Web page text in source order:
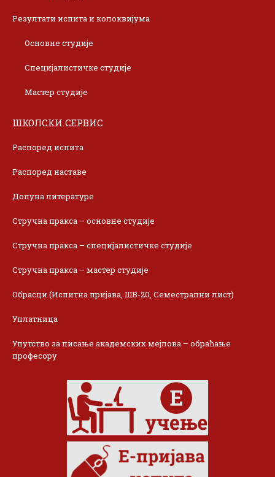
Резултати испита и колоквијума
Основне студије
Специјалистичке студије
Мастер студије
ШКОЛСКИ СЕРВИС
Распоред испита
Распоред наставе
Допуна литературе
Стручна пракса – основне студије
Стручна пракса – специјалистичке студије
Стручна пракса – мастер студије
Обрасци (Испитна пријава, ШВ-20, Семестрални лист)
Уплатница
Упутство за писање академских мејлова – обраћање
професору